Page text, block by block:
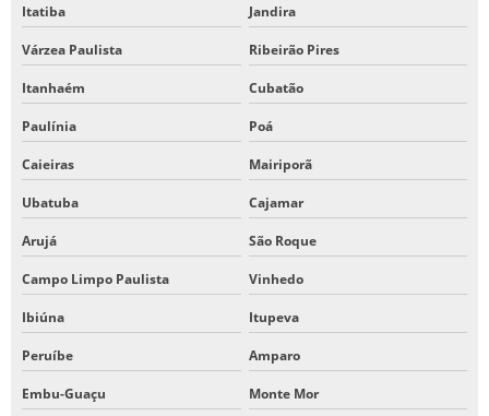
Itatiba Jandira
Várzea Paulista Ribeirão Pires
Itanhaém Cubatão
Paulínia Poá
Caieiras Mairiporã
Ubatuba Cajamar
Arujá São Roque
Campo Limpo Paulista Vinhedo
Ibiúna Itupeva
Peruíbe Amparo
Embu-Guaçu Monte Mor